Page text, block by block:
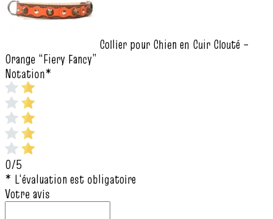
Collier pour Chien en Cuir Clouté –
Orange “Fiery Fancy”
Notation*
0/5
* L‘évaluation est obligatoire
Votre avis